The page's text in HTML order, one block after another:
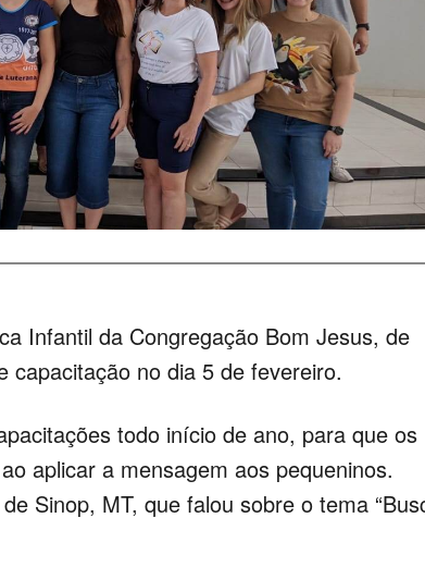
Infantil da Congregação Bom Jesus, de
capacitação no dia 5 de fevereiro.
todo início de ano, para que os
aplicar a mensagem aos pequeninos.
Sinop, MT, que falou sobre o tema